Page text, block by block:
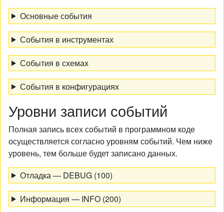
Основные события
События в инструментах
События в схемах
События в конфигурациях
Уровни записи событий
Полная запись всех событий в программном коде
осуществляется согласно уровням событий. Чем ниже
уровень, тем больше будет записано данных.
Отладка — DEBUG (100)
Информация — INFO (200)